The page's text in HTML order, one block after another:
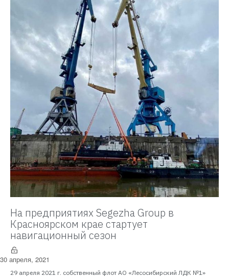
На предприятиях Segezha Group в
Красноярском крае стартует
навигационный сезон
30 апреля, 2021
29 апреля 2021 г. собственный флот АО «Лесосибирский ЛДК №1»